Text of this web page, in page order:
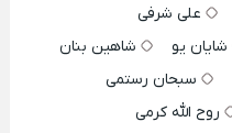
علی شرفی
شایان یو
شاهین بنان
سبحان رستمی
روح الله کرمی